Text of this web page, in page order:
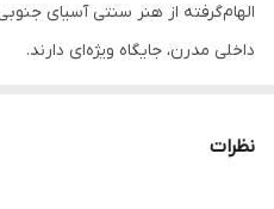
الهام‌گرفته از هنر سنتی آسیای
داخلی مدرن، جایگاه ویژه‌ای دارند.
شست‌وشو در ماشین لباسشویی
نظرات